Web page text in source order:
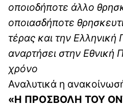
οποιοδήποτε άλλο
οποιασδήποτε
τέρας και την Ελληνική
αναρτήσει στην Εθνική
χρόνο
Αναλυτικά η
«Η ΠΡΟΣΒΟΛΗ ΤΟΥ